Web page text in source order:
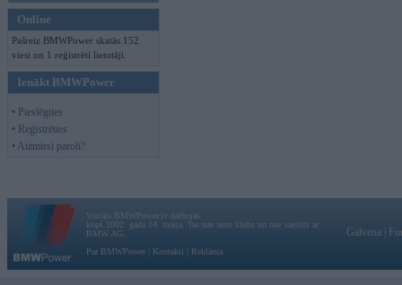
Online
Pašreiz BMWPower skatās 152
viesi un 1 reģistrēti lietotāji.
Ienākt BMWPower
• Pieslēgties
• Reģistrēties
• Aizmirsi paroli?
Vortāls BMWPower.lv darbojas
kopš 2002. gada 14. maija. Tas nav auto klubs un nav saistīts ar
BMW AG.
Par BMWPower
Kontakti Reklāma
Galvena